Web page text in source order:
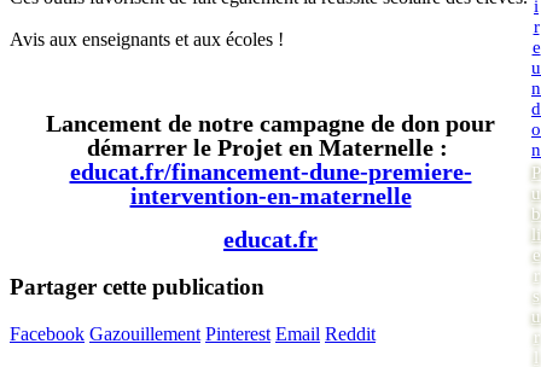
Avis aux enseignants et aux écoles !
Lancement de notre campagne de don pour
démarrer le Projet en Maternelle :
educat.fr/financement-dune-premiere-
intervention-en-maternelle
educat.fr
Partager cette publication
Facebook Gazouillement Pinterest Email Reddit
i
r
e
u
n
d
o
n
P
u
b
li
e
r
s
u
r